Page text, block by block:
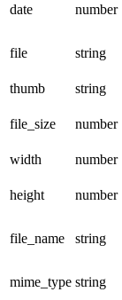
date number
file string
thumb
string
file_size
number
width
number
height
number
file_name string
mime_type string